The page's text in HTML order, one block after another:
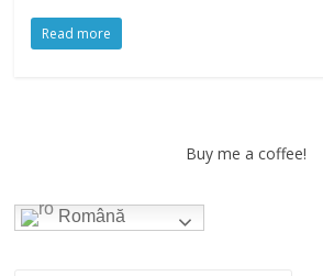
Read more
Buy me a coffee!
Română